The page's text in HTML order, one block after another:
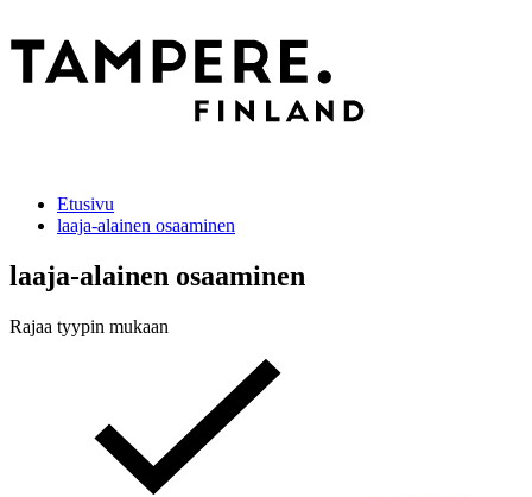
Etusivu
laaja-alainen osaaminen
laaja-alainen osaaminen
Rajaa tyypin mukaan